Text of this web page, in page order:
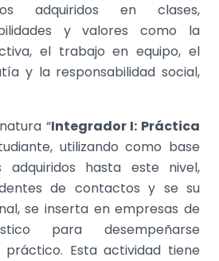
adquiridos en clases,
y valores como la
el trabajo en equipo, el
y la responsabilidad social,
“Integrador I: Práctica
utilizando como base
adquiridos hasta este nivel,
de contactos y se su
se inserta en empresas de
para desempeñarse
práctico. Esta actividad tiene